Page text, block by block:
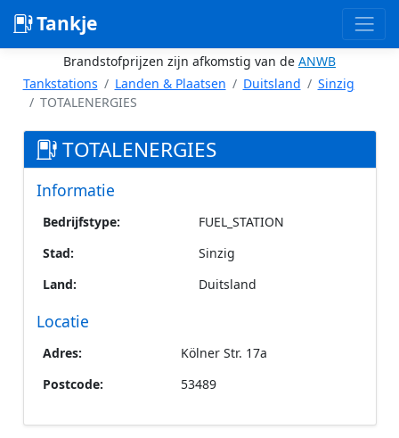
Tankje
Brandstofprijzen zijn afkomstig van de ANWB
Tankstations
Landen & Plaatsen Duitsland
Sinzig
TOTALENERGIES
TOTALENERGIES
Informatie
Bedrijfstype:
FUEL_STATION
Stad:
Sinzig
Land:
Duitsland
Locatie
Adres:
Kölner Str. 17a
Postcode:
53489